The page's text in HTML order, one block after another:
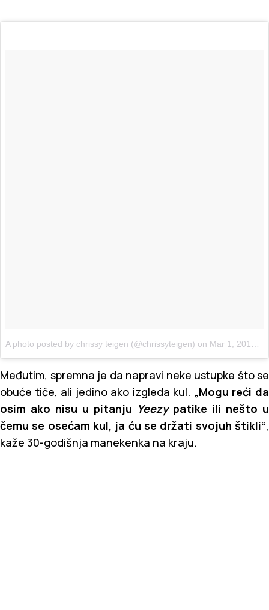
A photo posted by chrissy teigen (@chrissyteigen) on Mar 1, 2016 at 2:29pm PST
Međutim, spremna je da napravi neke ustupke što se
obuće tiče, ali jedino ako izgleda kul. „Mogu reći da
osim ako nisu u pitanju Yeezypatike ili nešto u
čemu se osećam kul, ja ću se držati svojuh štikli“,
kaže 30-godišnja manekenka na kraju.